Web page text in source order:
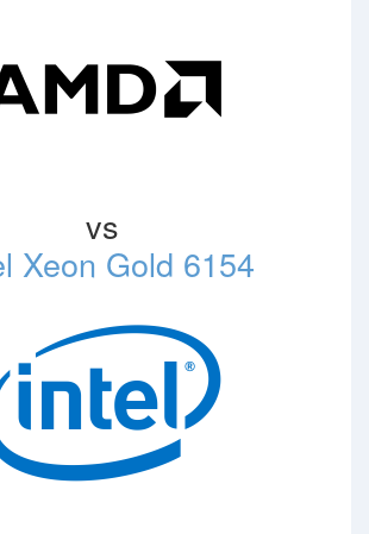
vs
Xeon Gold 6154